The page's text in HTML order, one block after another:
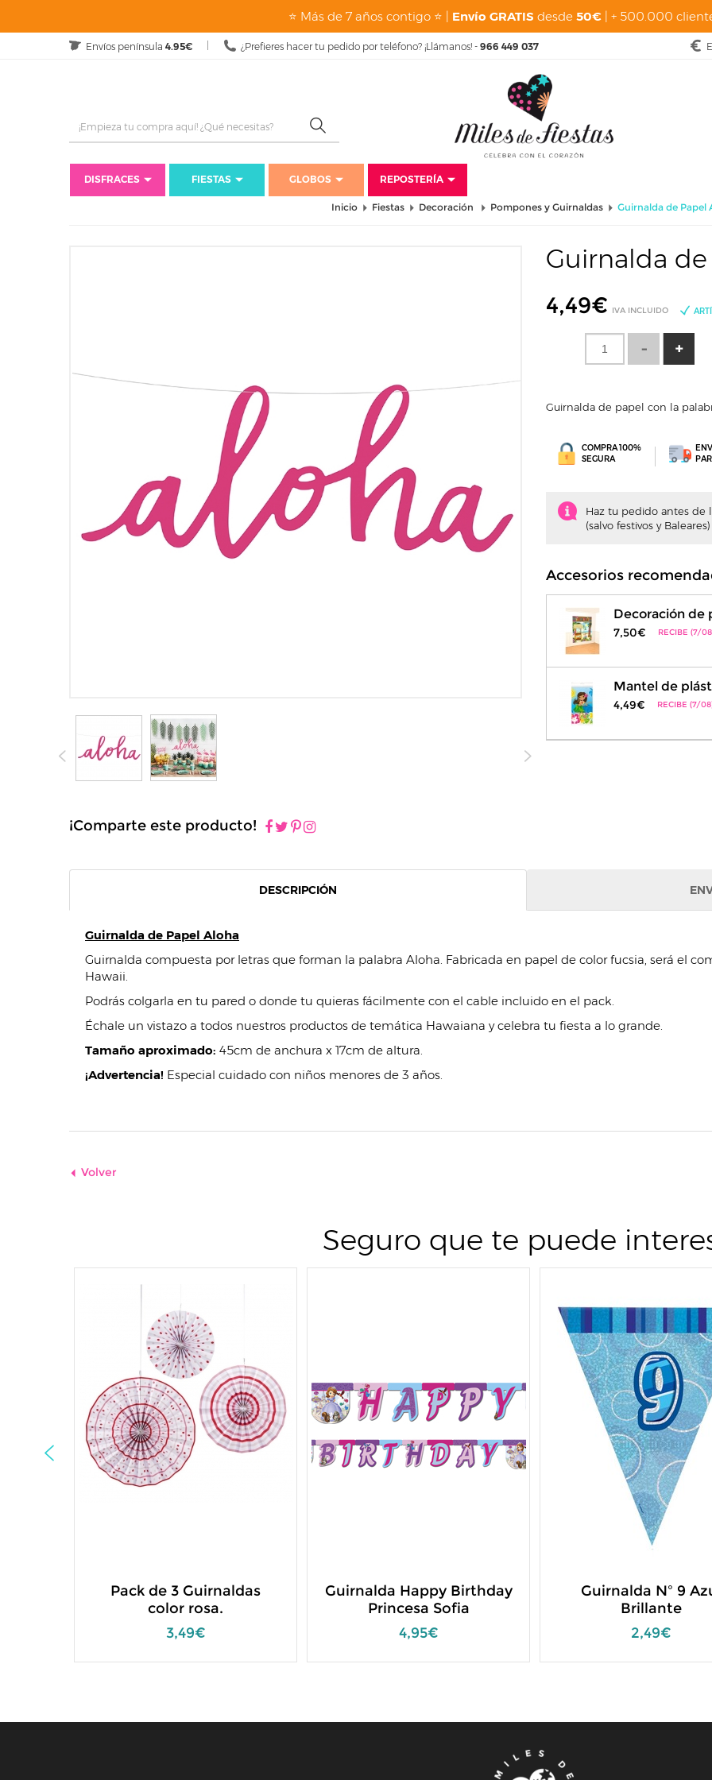
⭐ Más de 7 años contigo ⭐ | Envío GRATIS desde 50€ | + 500.000
Envíos península 4.95€ ¿Prefieres hacer tu pedido por teléfono? ¡Llámanos! - 966 449 037
DISFRACES FIESTAS GLOBOS REPOSTERÍA
Inicio Fiestas Decoración Pompones y Guirnaldas Guirnalda de Papel
¡Comparte este producto!
Guirnalda
4,49€ IVA INCLUIDO
Guirnalda de papel con la
COMPRA 100%
SEGURA
Haz tu pedido antes de
(salvo festivos y Baleares)
Accesorios
Decoración de
7,50€ RECIBE (7/
Mantel de
4,49€ RECIBE (7/
DESCRIPCIÓN
Guirnalda de Papel Aloha
Guirnalda compuesta por letras que forman la palabra Aloha. Fabricada en papel de color fucsia, será el
Hawaii.
Podrás colgarla en tu pared o donde tu quieras fácilmente con el cable incluido en el pack.
Échale un vistazo a todos nuestros productos de temática Hawaiana y celebra tu fiesta a lo grande.
Tamaño aproximado: 45cm de anchura x 17cm de altura.
¡Advertencia! Especial cuidado con niños menores de 3 años.
Volver
Seguro que te puede
Pack de 3 Guirnaldas
color rosa.
3,49€
Guirnalda Happy Birthday
Princesa Sofia
4,95€
Guirnalda Nº 9
Brillante
2,49€